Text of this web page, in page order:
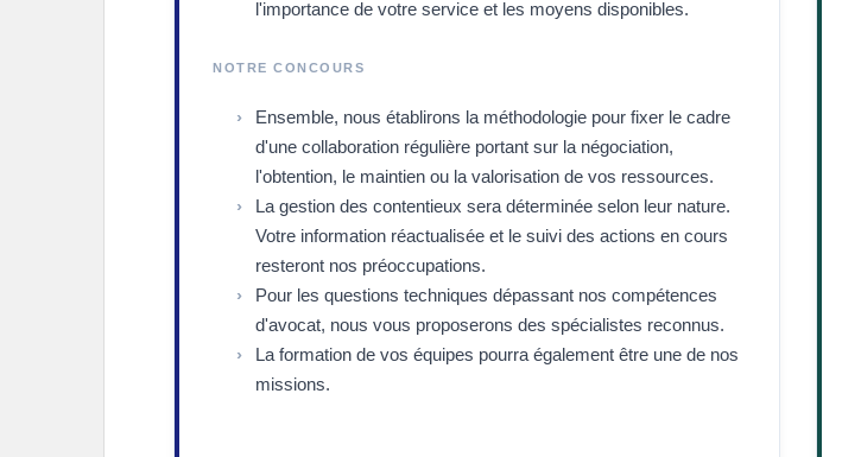
l'importance de votre service et les moyens disponibles.
NOTRE CONCOURS
Ensemble, nous établirons la méthodologie pour fixer le cadre
d'une collaboration régulière portant sur la négociation,
l'obtention, le maintien ou la valorisation de vos ressources.
La gestion des contentieux sera déterminée selon leur nature.
Votre information réactualisée et le suivi des actions en cours
resteront nos préoccupations.
Pour les questions techniques dépassant nos compétences
d'avocat, nous vous proposerons des spécialistes reconnus.
La formation de vos équipes pourra également être une de nos
missions.